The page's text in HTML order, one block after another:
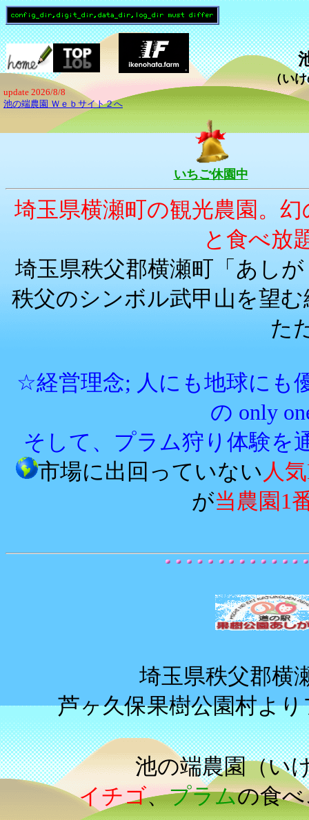
update 2026/8/8
池の端農園 Ｗｅｂサイト２へ
（い
いちご休園中
埼玉県横瀬町の観光農園。
と食べ放
埼玉県秩父郡横瀬町「あし
秩父のシンボル武甲山を望
た
☆経営理念; 人にも地球にも
の only
そして、プラム狩り体験を
市場に出回っていない 人
が当農園1
埼玉県秩父郡横
芦ヶ久保果樹公園村よ
池の端農園（い
イチゴ、プラムの食